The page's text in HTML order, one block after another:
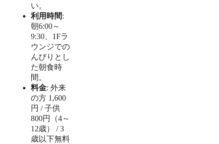
い。
利用時間:
朝6:00～
9:30、1Fラ
ウンジでの
んびりとし
た朝食時
間。
料金: 外来
の方 1,600
円 / 子供
800円（4～
12歳） / 3
歳以下無料